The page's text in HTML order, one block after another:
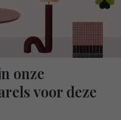
onze
voor deze